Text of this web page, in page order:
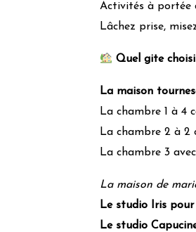
Les notes (niveaux
Activités à portée
Lâchez prise,
Quel gite
La maison
La chambre 1 à 4
La chambre 2 à 2
La chambre 3
La maison de
Le studio Iris pour
Le studio